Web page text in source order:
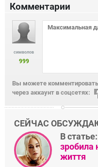
Комментарии
символов
999
Вы можете комментировать
через аккаунт в соцсетях:
СЕЙЧАС
В статье:
зробила
життя